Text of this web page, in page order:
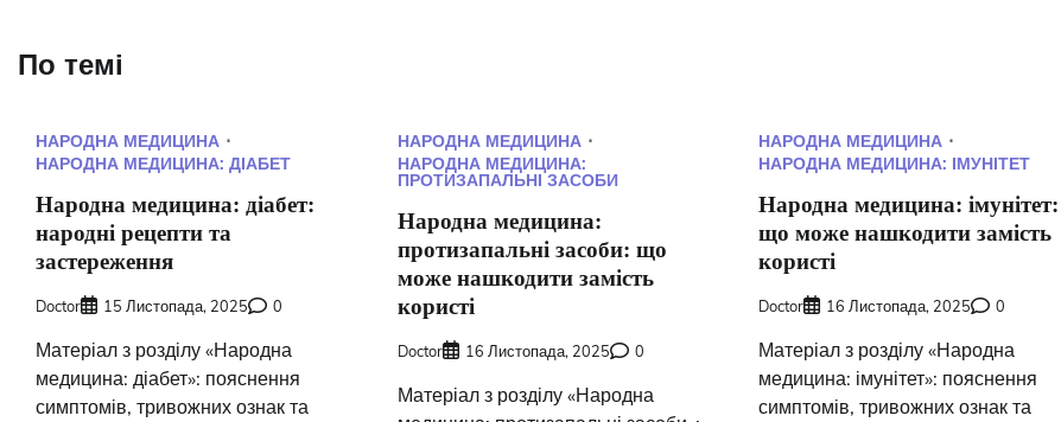
По темі
НАРОДНА МЕДИЦИНА
НАРОДНА МЕДИЦИНА: ДІАБЕТ
Народна медицина: діабет:
народні рецепти та
застереження
Doctor 15 Листопада, 2025 0
Матеріал з розділу «Народна
медицина: діабет»: пояснення
симптомів, тривожних ознак та
НАРОДНА МЕДИЦИНА
НАРОДНА МЕДИЦИНА:
ПРОТИЗАПАЛЬНІ ЗАСОБИ
Народна медицина:
протизапальні засоби: що
може нашкодити замість
користі
Doctor 16 Листопада, 2025 0
Матеріал з розділу «Народна
НАРОДНА МЕДИЦИНА
НАРОДНА МЕДИЦИНА: ІМУНІТЕТ
Народна медицина: імунітет:
що може нашкодити замість
користі
Doctor 16 Листопада, 2025 0
Матеріал з розділу «Народна
медицина: імунітет»: пояснення
симптомів, тривожних ознак та